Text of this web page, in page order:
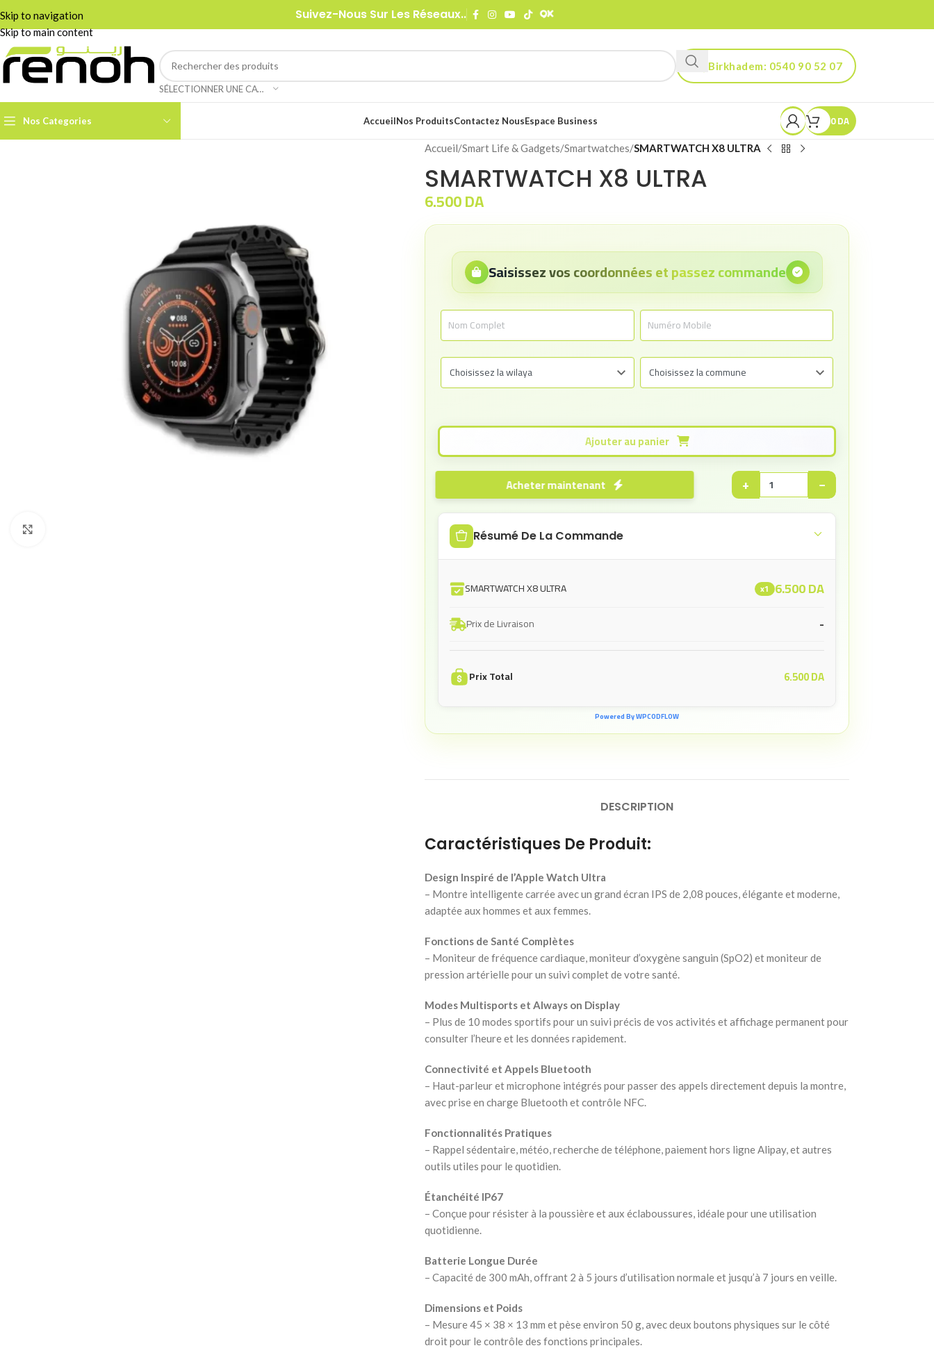
Skip to navigation
Skip to main content
Suivez-Nous Sur Les Réseaux..
SÉLECTIONNER UNE CATÉGORIE
Birkhadem: 0540 90 52 07
Kouba: 0560 90 52 03
Nos Categories
Adaptateurs &
Convertisseurs
Câbles Audio
Câbles Data & Réseau
Câbles Video
AccueilNos ProduitsContactez NousEspace Business 0DA
Accueil/Smart Life & Gadgets/Smartwatches/SMARTWATCH X8 ULTRA
SMARTWATCH X8 ULTRA
6.500DA
Saisissez vos coordonnées et passez commande
Ajouter au panier
−
+
Résumé De La Commande
SMARTWATCH X8 ULTRA x1 6.500DA
Prix de Livraison -
Prix Total 6.500DA
Powered By WPCODFLOW
DESCRIPTION
Caractéristiques De Produit:
Design Inspiré de l’Apple Watch Ultra
– Montre intelligente carrée avec un grand écran IPS de 2,08 pouces, élégante et moderne,
adaptée aux hommes et aux femmes.
Fonctions de Santé Complètes
– Moniteur de fréquence cardiaque, moniteur d’oxygène sanguin (SpO2) et moniteur de
pression artérielle pour un suivi complet de votre santé.
Modes Multisports et Always on Display
– Plus de 10 modes sportifs pour un suivi précis de vos activités et affichage permanent pour
consulter l’heure et les données rapidement.
Connectivité et Appels Bluetooth
– Haut-parleur et microphone intégrés pour passer des appels directement depuis la montre,
avec prise en charge Bluetooth et contrôle NFC.
Fonctionnalités Pratiques
– Rappel sédentaire, météo, recherche de téléphone, paiement hors ligne Alipay, et autres
outils utiles pour le quotidien.
Étanchéité IP67
– Conçue pour résister à la poussière et aux éclaboussures, idéale pour une utilisation
quotidienne.
Batterie Longue Durée
– Capacité de 300 mAh, offrant 2 à 5 jours d’utilisation normale et jusqu’à 7 jours en veille.
Dimensions et Poids
– Mesure 45 × 38 × 13 mm et pèse environ 50 g, avec deux boutons physiques sur le côté
droit pour le contrôle des fonctions principales.